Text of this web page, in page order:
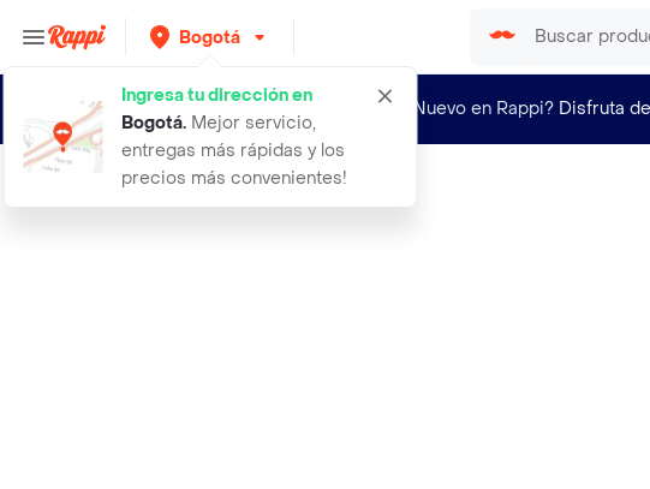
Bogotá
Ingresa tu dirección en
Bogotá. Mejor servicio,
entregas más rápidas y los
precios más convenientes!
¿Nuevo en Rappi? Disfruta de
set vaso doble pared licor 230 ml a